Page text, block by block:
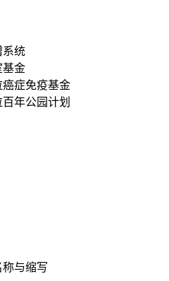
系统
基金
癌症免疫基金
百年公园计划
称与缩写